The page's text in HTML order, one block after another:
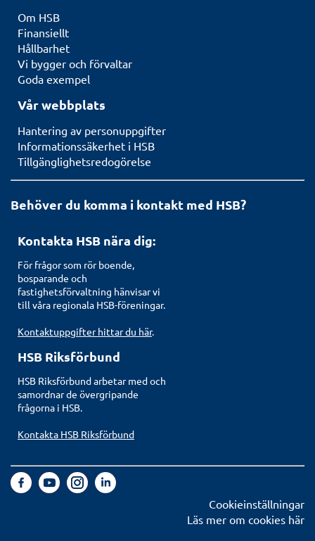
Om HSB
Finansiellt
Hållbarhet
Vi bygger och förvaltar
Goda exempel
Vår webbplats
Hantering av personuppgifter
Informationssäkerhet i HSB
Tillgänglighetsredogörelse
Behöver du komma i kontakt med HSB?
Kontakta HSB nära dig:
För frågor som rör boende,
bosparande och
fastighetsförvaltning hänvisar vi
till våra regionala HSB-föreningar.
Kontaktuppgifter hittar du här.
HSB Riksförbund
HSB Riksförbund arbetar med och
samordnar de övergripande
frågorna i HSB.
Kontakta HSB Riksförbund
Cookieinställningar
Läs mer om cookies här